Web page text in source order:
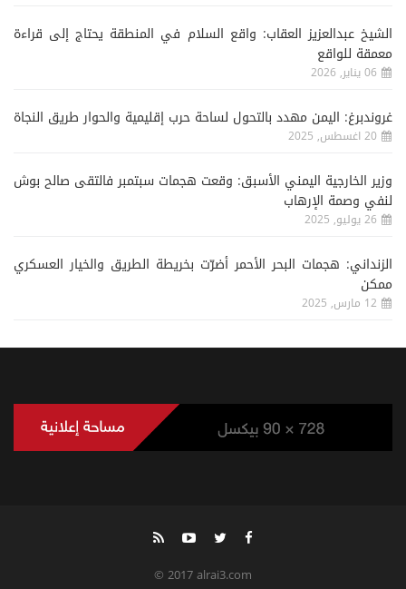
الشيخ عبدالعزيز العقاب: واقع السلام في المنطقة يحتاج إلى قراءة
معمقة للواقع
06 يناير, 2026
غروندبرغ: اليمن مهدد بالتحول لساحة حرب إقليمية والحوار طريق النجاة
20 اغسطس, 2025
وزير الخارجية اليمني الأسبق: وقعت هجمات سبتمبر فالتقى صالح بوش
لنفي وصمة الإرهاب
26 يوليو, 2025
الزنداني: هجمات البحر الأحمر أضرّت بخريطة الطريق والخيار العسكري
ممكن
12 مارس, 2025
© 2017 alrai3.com